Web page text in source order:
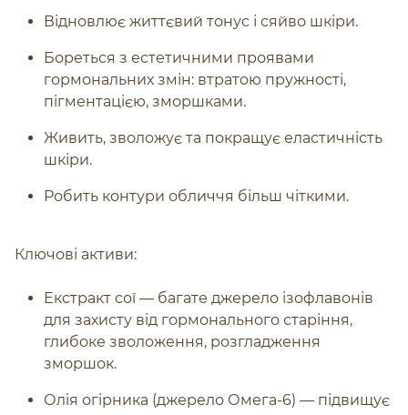
Відновлює життєвий тонус і сяйво шкіри.
Бореться з естетичними проявами
гормональних змін: втратою пружності,
пігментацією, зморшками.
Живить, зволожує та покращує еластичність
шкіри.
Робить контури обличчя більш чіткими.
Ключові активи:
Екстракт сої — багате джерело ізофлавонів
для захисту від гормонального старіння,
глибоке зволоження, розгладження
зморшок.
Олія огірника (джерело Омега-6) — підвищує